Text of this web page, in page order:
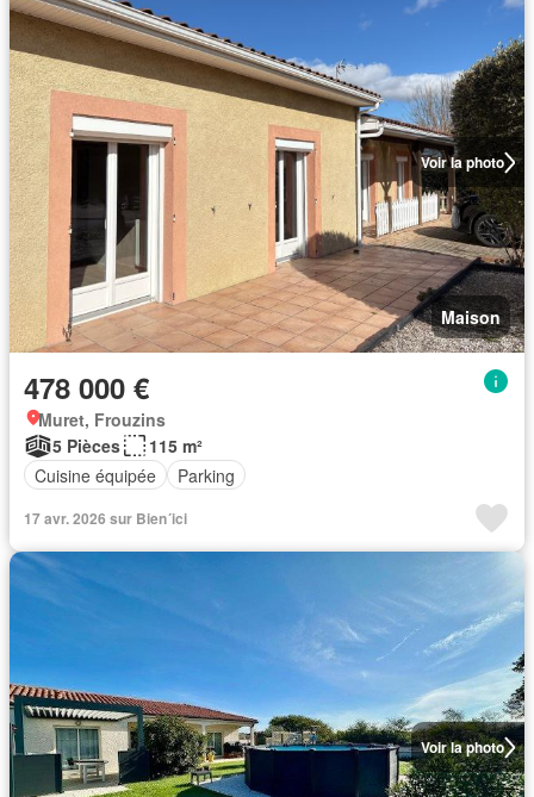
Voir la photo
Maison
478 000 €
Muret, Frouzins
5 Pièces
115 m²
Cuisine équipée
Parking
17 avr. 2026 sur Bien´ici
Voir la photo